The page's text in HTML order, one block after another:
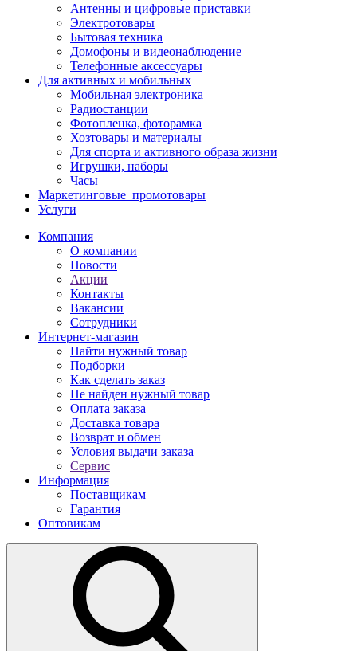
Антенны и цифровые приставки
Электротовары
Бытовая техника
Домофоны и видеонаблюдение
Телефонные аксессуары
Для активных и мобильных
Мобильная электроника
Радиостанции
Фотопленка, фоторамка
Хозтовары и материалы
Для спорта и активного образа жизни
Игрушки, наборы
Часы
Маркетинговые_промотовары
Услуги
Компания
О компании
Новости
Акции
Контакты
Вакансии
Сотрудники
Интернет-магазин
Найти нужный товар
Подборки
Как сделать заказ
Не найден нужный товар
Оплата заказа
Доставка товара
Возврат и обмен
Условия выдачи заказа
Сервис
Информация
Поставщикам
Гарантия
Оптовикам